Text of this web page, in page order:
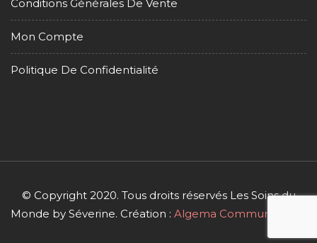
Conditions Générales De Vente
Mon Compte
Politique De Confidentialité
© Copyright 2020. Tous droits réservés Les Soins du
Monde by Séverine. Création : Algema Communication